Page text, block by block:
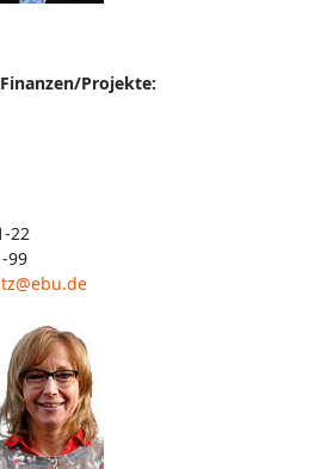
Projekte:
22
99